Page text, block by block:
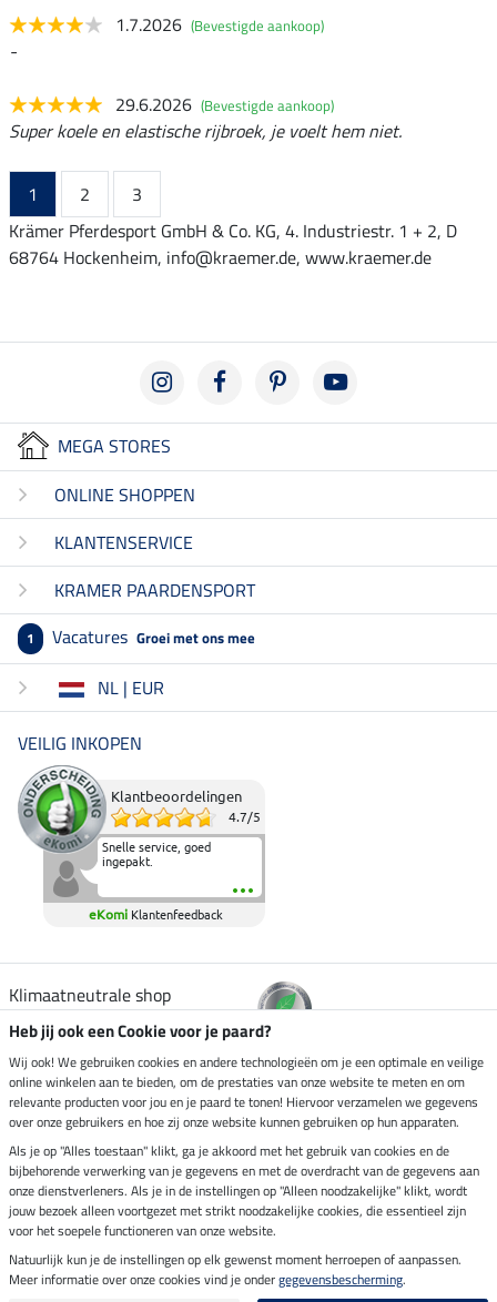
1.7.2026 (Bevestigde aankoop)
-
29.6.2026 (Bevestigde aankoop)
Super koele en elastische rijbroek, je voelt hem niet.
1 2
3
Krämer Pferdesport GmbH & Co. KG, 4. Industriestr. 1 + 2, D
68764 Hockenheim, info@kraemer.de, www.kraemer.de
MEGA STORES
ONLINE SHOPPEN
KLANTENSERVICE
KRAMER PAARDENSPORT
1 Vacatures Groei met ons mee
NL | EUR
VEILIG INKOPEN
Klantbeoordelingen
4.7/5
Snelle service, goed
ingepakt.
eKomi Klantenfeedback
Klimaatneutrale shop
Verzending per
Veilig betalen met
Impressum
Laatste update op 09.08.2026 om 07:13 uur
Heb jij ook een Cookie voor je paard?
Wij ook! We gebruiken cookies en andere technologieën om je een optimale en veilige
online winkelen aan te bieden, om de prestaties van onze website te meten en om
relevante producten voor jou en je paard te tonen! Hiervoor verzamelen we gegevens
over onze gebruikers en hoe zij onze website kunnen gebruiken op hun apparaten.
Als je op "Alles toestaan" klikt, ga je akkoord met het gebruik van cookies en de
bijbehorende verwerking van je gegevens en met de overdracht van de gegevens aan
onze dienstverleners. Als je in de instellingen op "Alleen noodzakelijke" klikt, wordt
jouw bezoek alleen voortgezet met strikt noodzakelijke cookies, die essentieel zijn
voor het soepele functioneren van onze website.
Natuurlijk kun je de instellingen op elk gewenst moment herroepen of aanpassen.
Meer informatie over onze cookies vind je ondergegevensbescherming.